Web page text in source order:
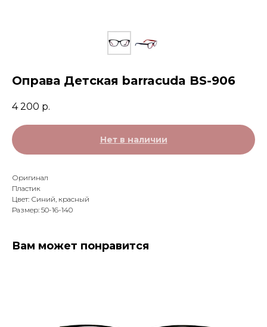
Оправа Детская barracuda BS-906
4 200 р.
Нет в наличии
Оригинал
Пластик
Цвет: Синий, красный
Размер: 50-16-140
Вам может понравится